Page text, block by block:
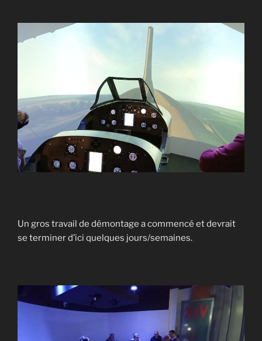
Un gros travail de démontage a commencé et devrait
se terminer d’ici quelques jours/semaines.